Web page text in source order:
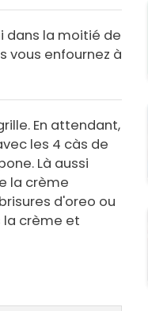
dans la moitié de
vous enfournez à
En attendant,
les 4 càs de
Là aussi
la crème
d'oreo ou
la crème et